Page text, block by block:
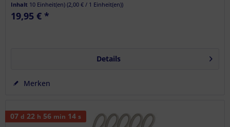
Inhalt 10 Einheit(en)(2,00 € / 1 Einheit(en))
19,95 € *
Details
Merken
07 d 22 h 56 min 13 s